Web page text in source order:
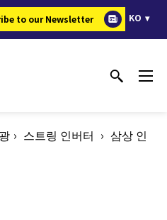
to our Newsletter KO
스트링 인버터
삼상 인